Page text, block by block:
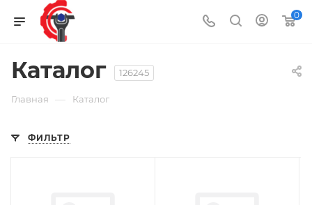
0
Каталог 126245
Главная — Каталог
ФИЛЬТР